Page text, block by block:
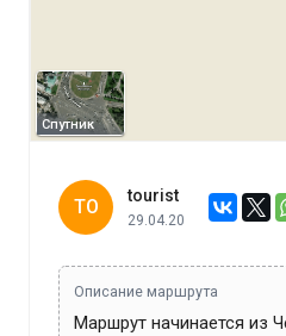
Спутник
TO
tourist
29.04.20
Описание маршрута
Маршрут начинается из